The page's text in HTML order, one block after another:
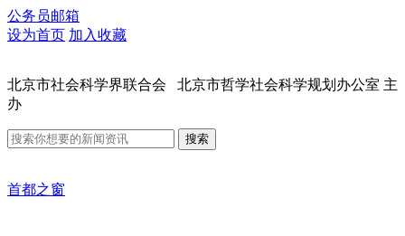
公务员邮箱
设为首页 加入收藏
北京市社会科学界联合会 北京市哲学社会科学规划办公室 主
办
搜索
首都之窗